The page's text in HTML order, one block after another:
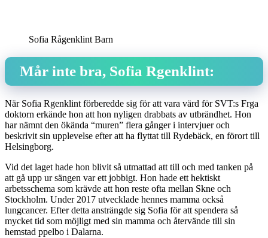
Sofia Rågenklint Barn
Mår inte bra, Sofia Rgenklint:
När Sofia Rgenklint förberedde sig för att vara värd för SVT:s Frga
doktorn erkände hon att hon nyligen drabbats av utbrändhet. Hon
har nämnt den ökända “muren” flera gånger i intervjuer och
beskrivit sin upplevelse efter att ha flyttat till Rydebäck, en förort till
Helsingborg.
Vid det laget hade hon blivit så utmattad att till och med tanken på
att gå upp ur sängen var ett jobbigt. Hon hade ett hektiskt
arbetsschema som krävde att hon reste ofta mellan Skne och
Stockholm. Under 2017 utvecklade hennes mamma också
lungcancer. Efter detta ansträngde sig Sofia för att spendera så
mycket tid som möjligt med sin mamma och återvände till sin
hemstad ppelbo i Dalarna.